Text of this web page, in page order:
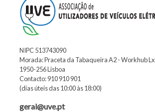
NIPC 513743090
Morada: Praceta da Tabaqueira A2 - Workhub Lx
1950-256 Lisboa
Contacto: 910 910 901
(dias úteis das 10:00 às 18:00)
geral@uve.pt